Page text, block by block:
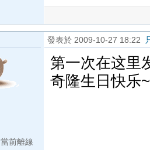
當前離線
發表於 2009-10-27 18:22
第一次在这里
奇隆生日快乐~